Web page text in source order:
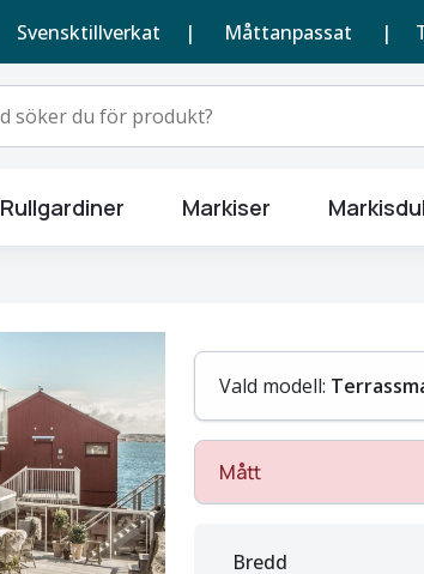
Svensktillverkat | Måttanpassat |
Rullgardiner Markiser
Vald modell:
Mått
Bredd